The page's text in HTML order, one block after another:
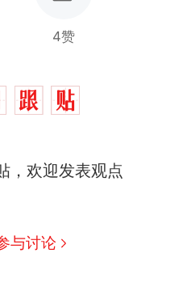
4赞
，欢迎发表观点
与讨论